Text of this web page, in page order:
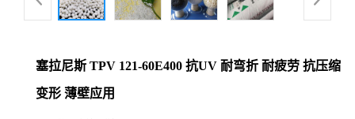
塞拉尼斯 TPV 121-60E400 抗UV 耐弯折 耐疲劳 抗压缩
变形 薄壁应用